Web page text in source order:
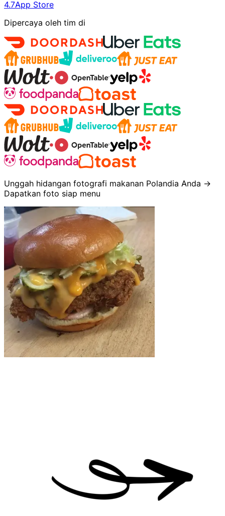
4.7App Store
Dipercaya oleh tim di
Unggah hidangan fotografi makanan Polandia Anda →
Dapatkan foto siap menu